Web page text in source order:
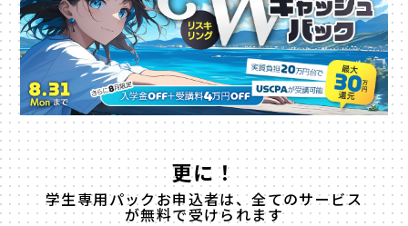
更に！
学生専用パックお申込者は、全てのサービス
が無料で受けられます